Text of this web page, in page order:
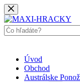
Späť
na
obsah
výsledkyÚvod
Obchod
Austrálske